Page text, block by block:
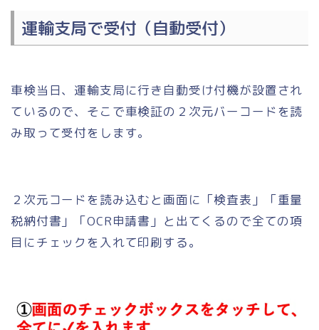
運輸支局で受付（自動受付）
車検当日、運輸支局に行き自動受け付機が設置され
ているので、そこで車検証の２次元バーコードを読
み取って受付をします。
２次元コードを読み込むと画面に「検査表」「重量
税納付書」「OCR申請書」と出てくるので全ての項
目にチェックを入れて印刷する。